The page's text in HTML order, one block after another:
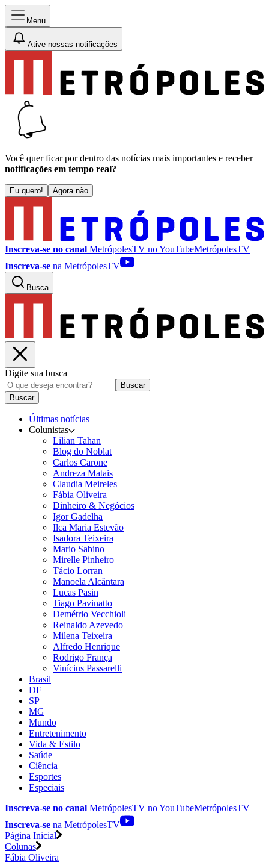
Menu
Ative nossas notificações
Você quer ficar por dentro das notícias mais importantes e receber
notificações em tempo real?
Eu quero! Agora não
Inscreva-se no canal MetrópolesTV noYouTubeMetrópolesTV
Inscreva-se na MetrópolesTV
Busca
Digite sua busca
Buscar
Buscar
Últimas notícias
Colunistas
Lilian Tahan
Blog do Noblat
Carlos Carone
Andreza Matais
Claudia Meireles
Fábia Oliveira
Dinheiro & Negócios
Igor Gadelha
Ilca Maria Estevão
Isadora Teixeira
Mario Sabino
Mirelle Pinheiro
Tácio Lorran
Manoela Alcântara
Lucas Pasin
Tiago Pavinatto
Demétrio Vecchioli
Reinaldo Azevedo
Milena Teixeira
Alfredo Henrique
Rodrigo França
Vinícius Passarelli
Brasil
DF
SP
MG
Mundo
Entretenimento
Vida & Estilo
Saúde
Ciência
Esportes
Especiais
Inscreva-se no canal MetrópolesTV noYouTubeMetrópolesTV
Inscreva-se na MetrópolesTV
Página Inicial
Colunas
Fábia Oliveira